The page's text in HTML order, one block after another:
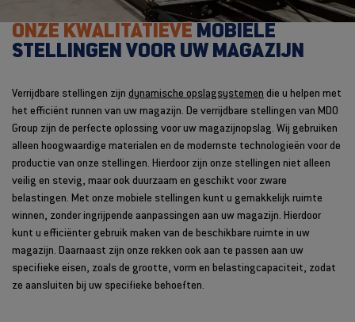
ONZE KWALITATIEVE MOBIELE
STELLINGEN VOOR UW MAGAZIJN
Verrijdbare stellingen zijn dynamische opslagsystemen die u helpen met
het efficiënt runnen van uw magazijn. De verrijdbare stellingen van MDO
Group zijn de perfecte oplossing voor uw magazijnopslag. Wij gebruiken
alleen hoogwaardige materialen en de modernste technologieën voor de
productie van onze stellingen. Hierdoor zijn onze stellingen niet alleen
veilig en stevig, maar ook duurzaam en geschikt voor zware
belastingen. Met onze mobiele stellingen kunt u gemakkelijk ruimte
winnen, zonder ingrijpende aanpassingen aan uw magazijn. Hierdoor
kunt u efficiënter gebruik maken van de beschikbare ruimte in uw
magazijn. Daarnaast zijn onze rekken ook aan te passen aan uw
specifieke eisen, zoals de grootte, vorm en belastingcapaciteit, zodat
ze aansluiten bij uw specifieke behoeften.